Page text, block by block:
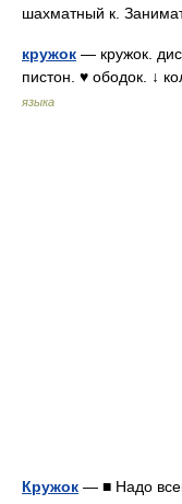
шахматный к.
кружок — кружок.
пистон. ♥ ободок. ↓
языка
Кружок — ■ Надо